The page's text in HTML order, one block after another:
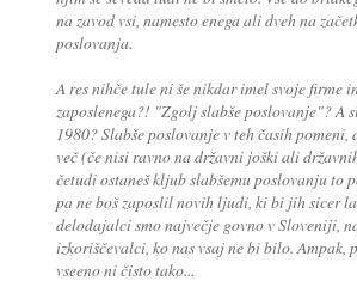
na zavod vsi, namesto enega ali dveh na
poslovanja.
A res nihče tule ni še nikdar imel svoje firme
zaposlenega?! "Zgolj slabše poslovanje"? A
1980? Slabše poslovanje v teh časih
več (če nisi ravno na državni joški ali
četudi ostaneš kljub slabšemu poslovanju to
pa ne boš zaposlil novih ljudi, ki bi jih sicer
delodajalci smo največje govno v Sloveniji,
izkoriščevalci, ko nas vsaj ne bi bilo. Ampak,
vseeno ni čisto tako...